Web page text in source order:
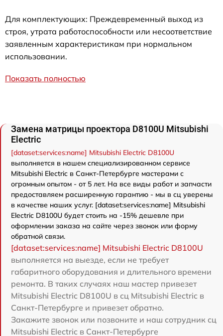
Для комплектующих: Преждевременный выход из
строя, утрата работоспособности или несоответствие
заявленным характеристикам при нормальном
использовании.
Показать полностью
Замена матрицы проектора D8100U Mitsubishi
Electric
[dataset:services:name] Mitsubishi Electric D8100U
выполняется в нашем специализированном сервисе
Mitsubishi Electric в Санкт-Петербурге мастерами с
огромным опытом - от 5 лет. На все виды работ и запчасти
предоставляем расширенную гарантию - мы в сц уверены
в качестве наших услуг. [dataset:services:name] Mitsubishi
Electric D8100U будет стоить на -15% дешевле при
оформлении заказа на сайте через звонок или форму
обратной связи.
[dataset:services:name] Mitsubishi Electric D8100U
выполняется на выезде, если не требует
габаритного оборудования и длительного времени
ремонта. В таких случаях наш мастер привезет
Mitsubishi Electric D8100U в сц Mitsubishi Electric в
Санкт-Петербурге и привезет обратно.
Закажите звонок или позвоните и наш сотрудник сц
Mitsubishi Electric в Санкт-Петербурге